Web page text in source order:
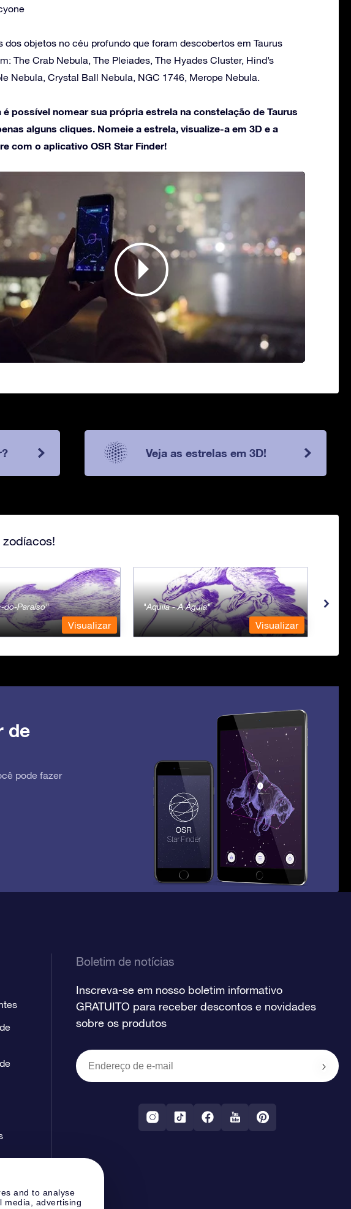
and to analyse
media, advertising
dos objetos no céu profundo que foram descobertos em Taurus
The Crab Nebula, The Pleiades, The Hyades Cluster, Hind’s
Nebula, Crystal Ball Nebula, NGC 1746, Merope Nebula.
é possível nomear sua própria estrela na constelação de Taurus
alguns cliques. Nomeie a estrela, visualize-a em 3D e a
com o aplicativo OSR Star Finder!
Veja as estrelas em 3D!
do-Paraíso
Visualizar
Aquila - A Águia
Visualizar
de
pode fazer
Boletim de notícias
Inscreva-se em nosso boletim informativo
GRATUITO para receber descontos e novidades
sobre os produtos